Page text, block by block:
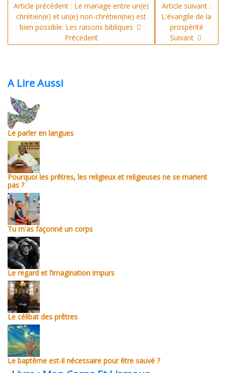
Article précédent : Le mariage entre un(e)
chrétien(e) et un(e) non-chrétien(ne) est
bien possible. Les raisons bibliques
Précédent
Article suivant :
L'évangile de la
prospérité
Suivant
A Lire Aussi
Le parler en langues
Pourquoi les prêtres, les religieux et religieuses ne se marient
pas ?
Tu m'as façonné un corps
Le regard et l’imagination impurs
Le célibat des prêtres
Le baptême est-il nécessaire pour être sauvé ?